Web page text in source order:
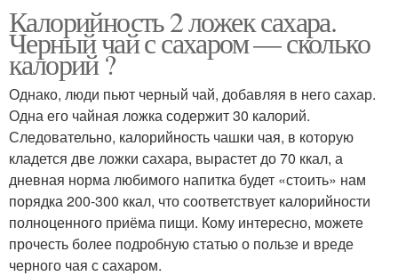
Калорийность 2 ложек сахара.
Черный чай с сахаром — сколько
калорий ?
Однако, люди пьют черный чай, добавляя в него сахар.
Одна его чайная ложка содержит 30 калорий.
Следовательно, калорийность чашки чая, в которую
кладется две ложки сахара, вырастет до 70 ккал, а
дневная норма любимого напитка будет «стоить» нам
порядка 200-300 ккал, что соответствует калорийности
полноценного приёма пищи. Кому интересно, можете
прочесть более подробную статью о пользе и вреде
черного чая с сахаром.